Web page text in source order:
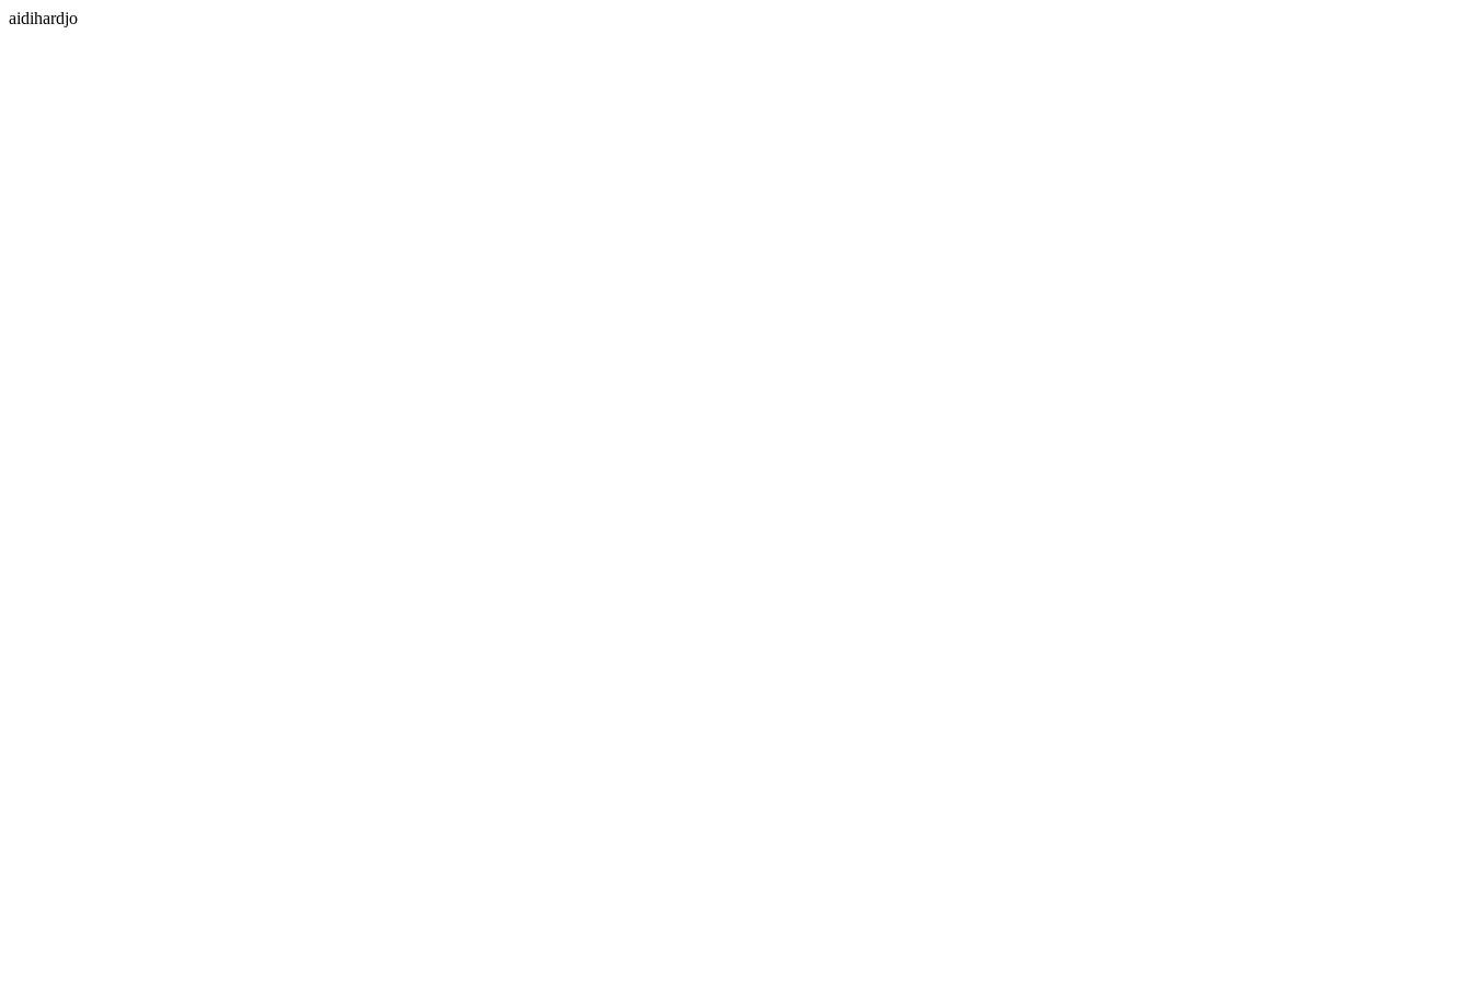
aidihardjo